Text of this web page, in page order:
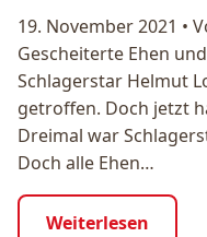
19. November 2021 •
Gescheiterte Ehen
Schlagerstar Helmut
getroffen. Doch jetzt
Dreimal war
Doch alle Ehen…
Weiterlesen